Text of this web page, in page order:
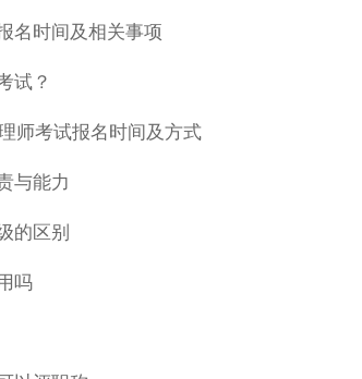
名时间及相关事项
试？
师考试报名时间及方式
与能力
的区别
吗